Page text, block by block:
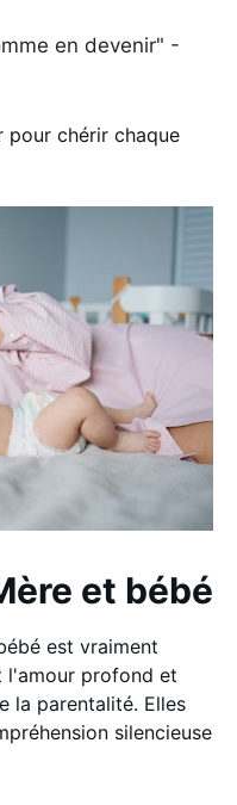
en devenir" -
pour chérir chaque
et bébé
est vraiment
l'amour profond et
la parentalité. Elles
silencieuse